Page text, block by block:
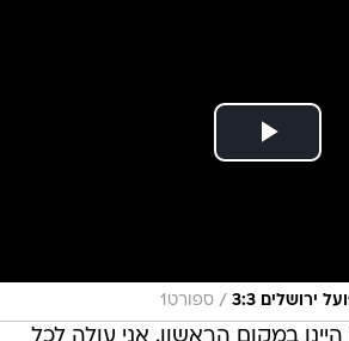
3:3
/ ספורט1